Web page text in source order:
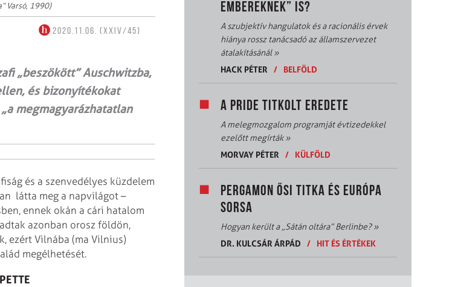
Varsó, 1990)
2020.11.06. (XXIV/45)
„beszökött” Auschwitzba,
és bizonyítékokat
megmagyarázhatatlan
és a szenvedélyes küzdelem
látta meg a napvilágot –
ennek okán a cári hatalom
azonban orosz földön,
ezért Vilnába (ma Vilnius)
megélhetését.
EMBEREKNEK” IS?
A szubjektív hangulatok és a racionális érvek
hiánya rossz tanácsadó az államszervezet
átalakításánál»
HACK PÉTER
/ BELFÖLD
A PRIDE TITKOLT EREDETE
A melegmozgalom programját évtizedekkel
ezelőtt megírták»
MORVAY PÉTER
/ KÜLFÖLD
PERGAMON ŐSI TITKA ÉS EURÓPA
SORSA
Hogyan került a „Sátán oltára” Berlinbe?»
DR. KULCSÁR ÁRPÁD
/ HIT ÉS ÉRTÉKEK